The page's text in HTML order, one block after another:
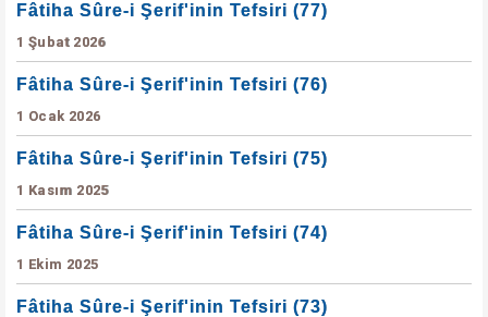
Fâtiha Sûre-i Şerif'inin Tefsiri (77)
1 Şubat 2026
Fâtiha Sûre-i Şerif'inin Tefsiri (76)
1 Ocak 2026
Fâtiha Sûre-i Şerif'inin Tefsiri (75)
1 Kasım 2025
Fâtiha Sûre-i Şerif'inin Tefsiri (74)
1 Ekim 2025
Fâtiha Sûre-i Şerif'inin Tefsiri (73)